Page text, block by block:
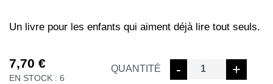
7,70 €
EN STOCK : 6
QUANTITÉ -
quantité
de
+
Un livre pour les enfants qui aiment déjà lire tout seuls.